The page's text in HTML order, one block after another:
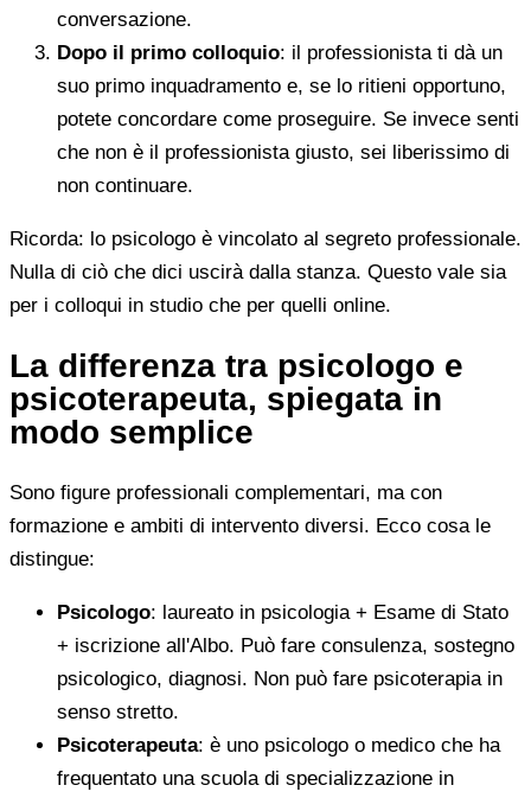
conversazione.
Dopo il primo colloquio: il professionista ti dà un
suo primo inquadramento e, se lo ritieni opportuno,
potete concordare come proseguire. Se invece senti
che non è il professionista giusto, sei liberissimo di
non continuare.
Ricorda: lo psicologo è vincolato al segreto professionale.
Nulla di ciò che dici uscirà dalla stanza. Questo vale sia
per i colloqui in studio che per quelli online.
La differenza tra psicologo e
psicoterapeuta, spiegata in
modo semplice
Sono figure professionali complementari, ma con
formazione e ambiti di intervento diversi. Ecco cosa le
distingue:
Psicologo: laureato in psicologia + Esame di Stato
+ iscrizione all'Albo. Può fare consulenza, sostegno
psicologico, diagnosi. Non può fare psicoterapia in
senso stretto.
Psicoterapeuta: è uno psicologo o medico che ha
frequentato una scuola di specializzazione in